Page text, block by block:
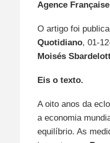
Agence Française
O artigo foi
Quotidiano, 01-
Moisés
Eis o texto.
A oito anos da
a economia
equilíbrio. As